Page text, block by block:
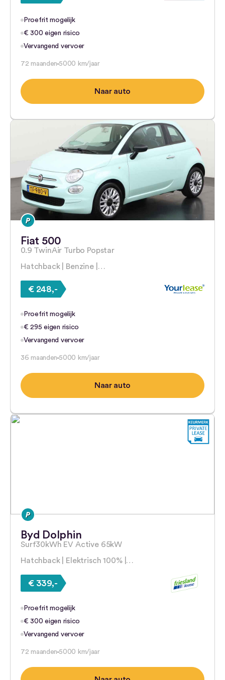
Proefrit mogelijk
€ 300 eigen risico
Vervangend vervoer
72 maanden 5000 km/jaar
Naar auto
Fiat 500
0.9 TwinAir Turbo Popstar
Hatchback | Benzine |…
€ 248,-
Proefrit mogelijk
€ 295 eigen risico
Vervangend vervoer
36 maanden 5000 km/jaar
Naar auto
Byd Dolphin
Surf30kWh EV Active 65kW
Hatchback | Elektrisch 100% |…
€ 339,-
Proefrit mogelijk
€ 300 eigen risico
Vervangend vervoer
72 maanden 5000 km/jaar